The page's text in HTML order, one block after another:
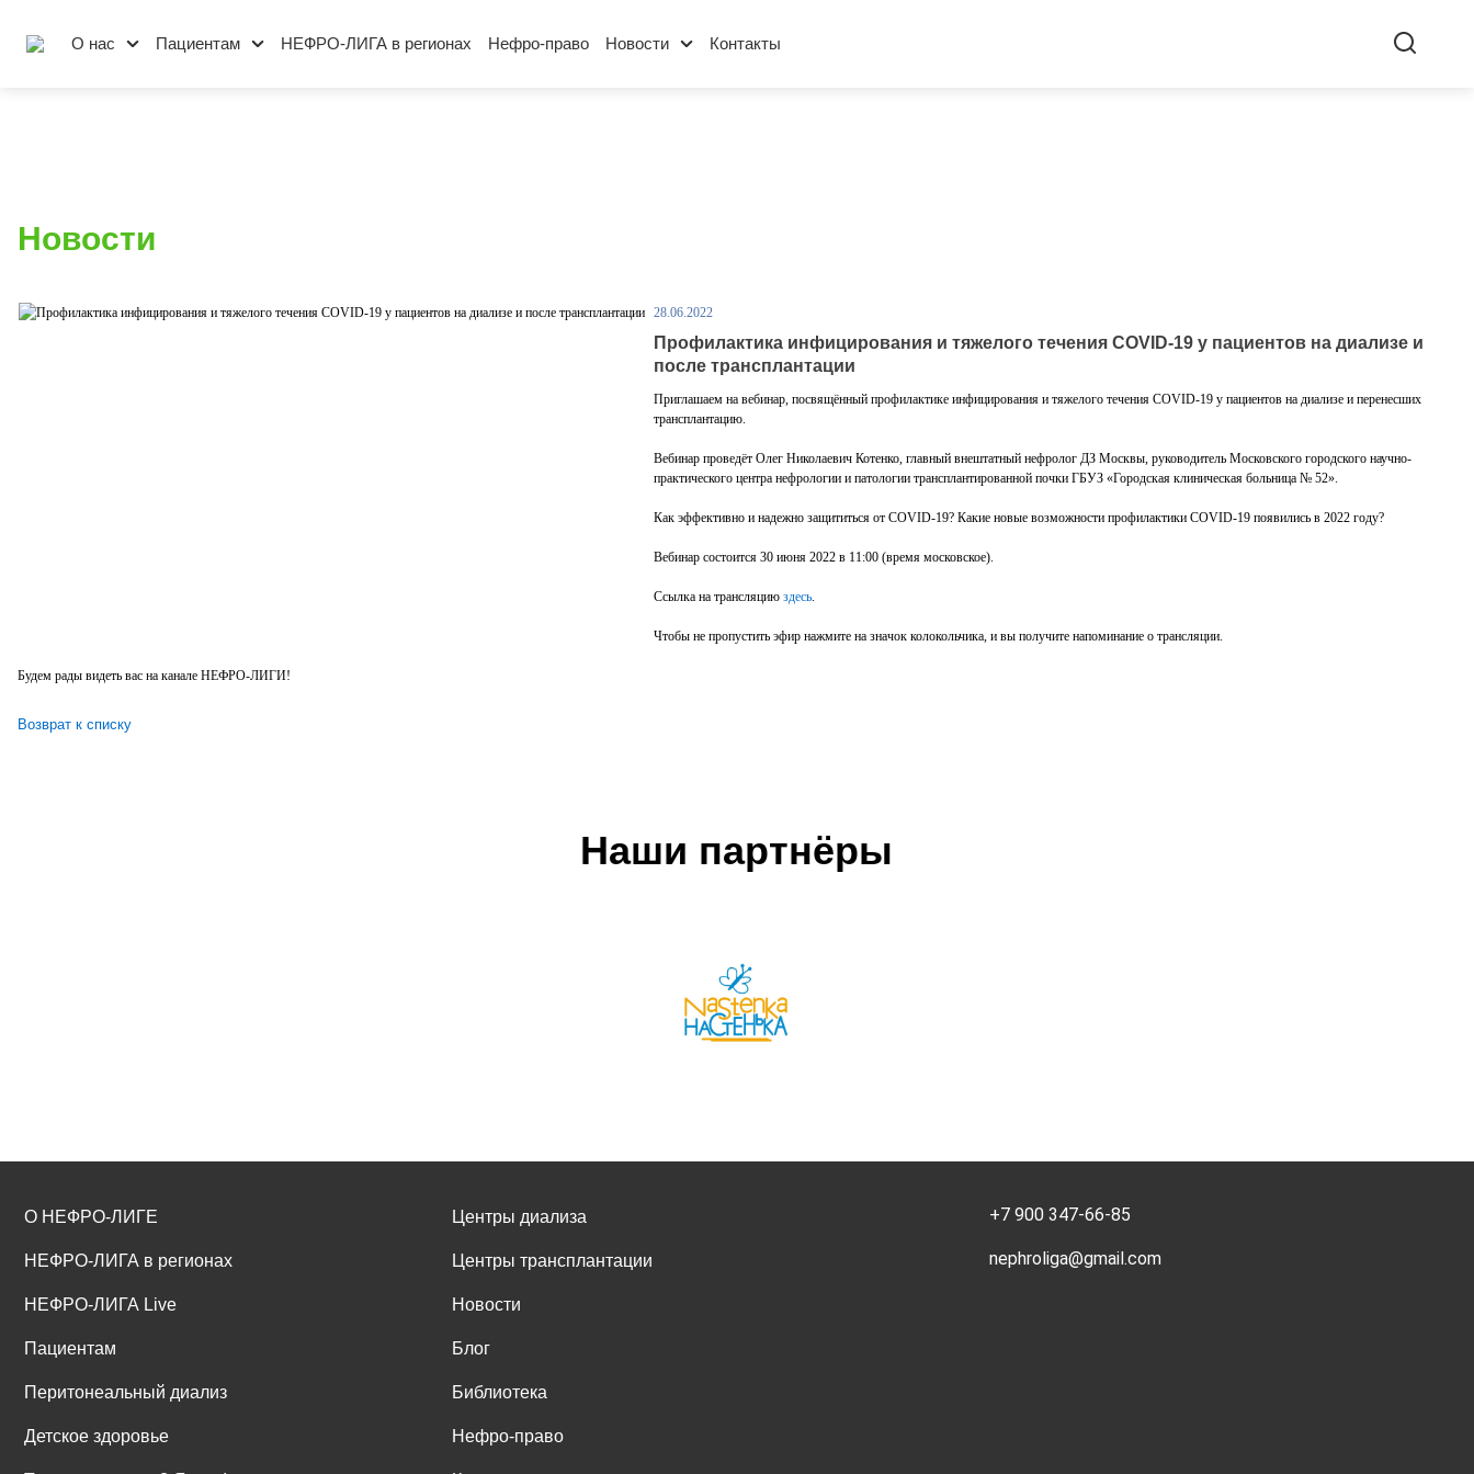
О нас Пациентам НЕФРО-ЛИГА в регионах Нефро-право Новости Контакты
Новости
28.06.2022
Профилактика инфицирования и тяжелого течения COVID-19 у пациентов на диализе и
после трансплантации
Приглашаем на вебинар, посвящённый профилактике инфицирования и тяжелого течения COVID-19 у пациентов на диализе и перенесших
трансплантацию.
Вебинар проведёт Олег Николаевич Котенко, главный внештатный нефролог ДЗ Москвы, руководитель Московского городского научно-
практического центра нефрологии и патологии трансплантированной почки ГБУЗ «Городская клиническая больница № 52».
Как эффективно и надежно защититься от COVID-19? Какие новые возможности профилактики COVID-19 появились в 2022 году?
Вебинар состоится 30 июня 2022 в 11:00 (время московское).
Ссылка на трансляцию здесь
Чтобы не пропустить эфир нажмите на значок колокольчика, и вы получите напоминание о трансляции.
Будем рады видеть вас на канале НЕФРО-ЛИГИ!
Возврат к списку
Наши партнёры
О НЕФРО-ЛИГЕ
НЕФРО-ЛИГА в регионах
НЕФРО-ЛИГА Live
Пациентам
Перитонеальный диализ
Детское здоровье
Центры диализа
Центры трансплантации
Новости
Блог
Библиотека
Нефро-право
+7 900 347-66-85
nephroliga@gmail.com